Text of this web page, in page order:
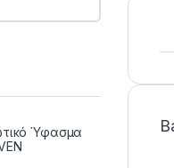
Ύφασμα